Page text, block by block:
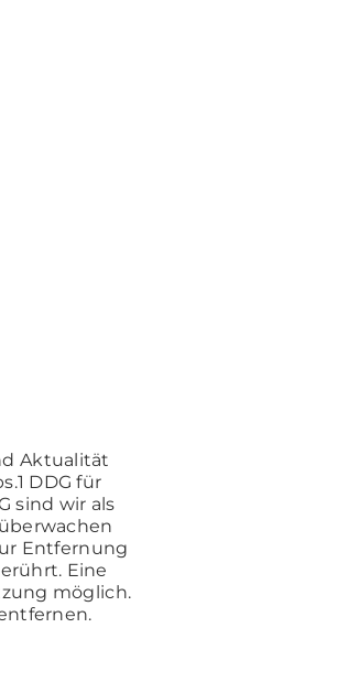
Aktualität
DDG für
sind wir als
Entfernung
Eine
möglich.